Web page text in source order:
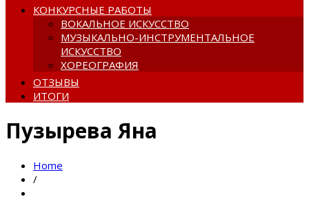
КОНКУРСНЫЕ РАБОТЫ
ВОКАЛЬНОЕ ИСКУССТВО
МУЗЫКАЛЬНО-ИНСТРУМЕНТАЛЬНОЕ
ИСКУССТВО
ХОРЕОГРАФИЯ
ОТЗЫВЫ
ИТОГИ
Пузырева Яна
Home
/